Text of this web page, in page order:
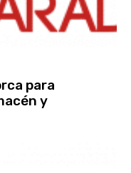
para
y